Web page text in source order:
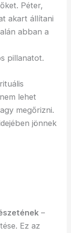
Péter,
akart állítani
abban a
pillanatot.
lehet
megőrizni.
jönnek
–
Ez az